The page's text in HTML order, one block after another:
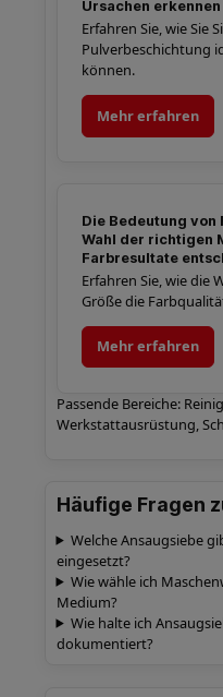
Ursachen
Erfahren Sie, wie Sie
Pulverbeschichtung
können.
Mehr erfahren
Die Bedeutung von
Wahl der richtigen
Farbresultate
Erfahren Sie, wie die
Größe die
Mehr erfahren
Passende Bereiche:
Werkstattausrüstung,
Häufige Fragen
Welche Ansaugsiebe
eingesetzt?
Wie wähle ich
Medium?
Wie halte ich
dokumentiert?